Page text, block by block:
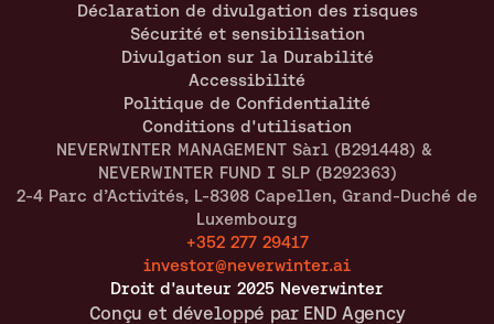
Déclaration de divulgation des risques
Sécurité et sensibilisation
Divulgation sur la Durabilité
Accessibilité
Politique de Confidentialité
Conditions d'utilisation
NEVERWINTER MANAGEMENT Sàrl (B291448) &
NEVERWINTER FUND I SLP (B292363)
2-4 Parc d’Activités, L-8308 Capellen, Grand-Duché de
Luxembourg
+352 277 29417
investor@neverwinter.ai
Droit d'auteur 2025 Neverwinter
Conçu et développé par END Agency